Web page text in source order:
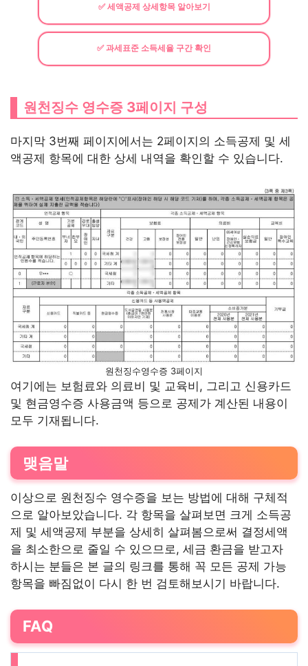
✅ 세액공제 상세항목 알아보기
✅ 과세표준 소득세율 구간 확인
원천징수 영수증 3페이지 구성
마지막 3번째 페이지에서는 2페이지의 소득공제 및 세
액공제 항목에 대한 상세 내역을 확인할 수 있습니다.
원천징수영수증 3페이지
여기에는 보험료와 의료비 및 교육비, 그리고 신용카드
및 현금영수증 사용금액 등으로 공제가 계산된 내용이
모두 기재됩니다.
맺음말
이상으로 원천징수 영수증을 보는 방법에 대해 구체적
으로 알아보았습니다. 각 항목을 살펴보면 크게 소득공
제 및 세액공제 부분을 상세히 살펴봄으로써 결정세액
을 최소한으로 줄일 수 있으므로, 세금 환금을 받고자
하시는 분들은 본 글의 링크를 통해 꼭 모든 공제 가능
항목을 빠짐없이 다시 한 번 검토해보시기 바랍니다.
FAQ